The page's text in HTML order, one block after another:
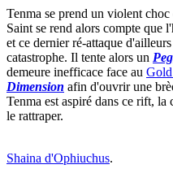
Tenma se prend un violent
Saint se rend alors compte que
et ce dernier ré-attaque
catastrophe. Il tente alors un
demeure inefficace face au
Dimension afin d'ouvrir une
Tenma est aspiré dans ce rift,
le rattraper.
Shaina d'Ophiuchus.